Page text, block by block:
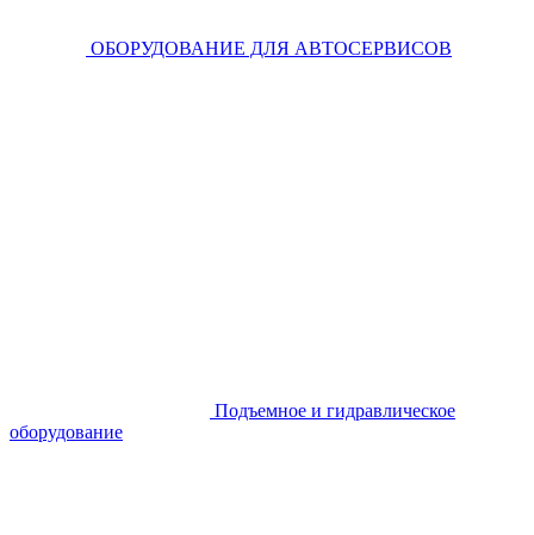
ОБОРУДОВАНИЕ ДЛЯ АВТОСЕРВИСОВ
Подъемное и гидравлическое
оборудование